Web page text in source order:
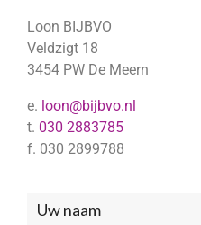
Loon BIJBVO
Veldzigt 18
3454 PW De Meern
e. loon@bijbvo.nl
t. 030 2883785
f. 030 2899788
Neem